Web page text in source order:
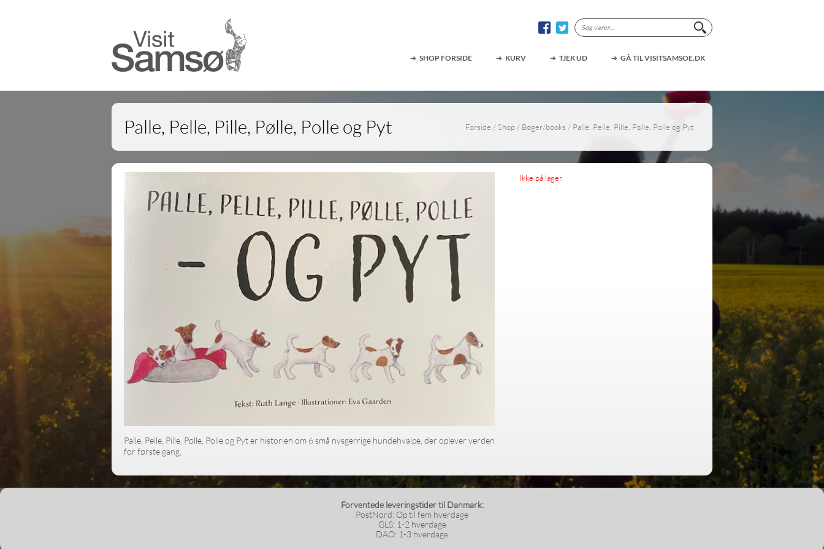
Søg
efter:
SHOP FORSIDE KURV TJEK UD GÅ TIL VISITSAMSOE.DK
Forside /Shop / Bøger/books / Palle, Pelle, Pille, Pølle, Polle og Pyt
Palle, Pelle, Pille, Pølle, Polle og Pyt
Ikke på lager
Palle, Pelle, Pille, Pølle, Polle og Pyt er historien om 6 små nysgerrige hundehvalpe, der oplever verden
for første gang.
Forventede leveringstider til Danmark:
PostNord: Op til fem hverdage
GLS: 1-2 hverdage
DAO: 1-3 hverdage